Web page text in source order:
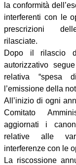
la conformità
interferenti con le
prescrizioni
rilasciate.
Dopo il rilascio
autorizzativo
relativa “spesa
l’emissione della
All’inizio di ogni
Comitato
aggiornati i
relative alle
interferenze con le
La riscossione